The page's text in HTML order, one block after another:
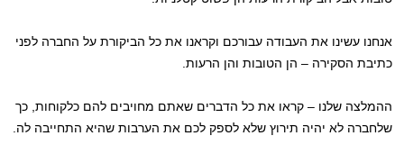
אנחנו עשינו את העבודה עבורכם וקראנו את כל הביקורת על החברה לפני
כתיבת הסקירה – הן הטובות והן הרעות.
ההמלצה שלנו – קראו את כל הדברים שאתם מחויבים להם כלקוחות, כך
שלחברה לא יהיה תירוץ שלא לספק לכם את הערבות שהיא התחייבה לה.